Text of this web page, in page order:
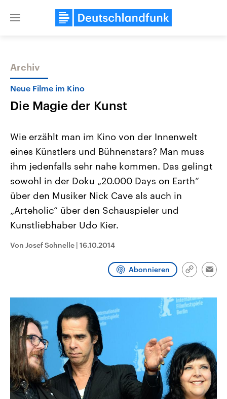
Close
Themen
Aktuelle Beiträge, Analysen und
Hintergründe
Wirtschaftlich und militärisch
gehören die Vereinigten Staaten zu
den mächtigsten Ländern der Erde,
mit großem Einfluss auf das
Nahostkonflikt
Aktuelle Lage und
Der Überfall der
Terrororganisation Hamas
Oktober 2023 auf Israel
Region wieder die Gewalt
Archiv
Neue Filme im Kino
Die Magie der Kunst
Wie erzählt man im Kino von der Innenwelt
eines Künstlers und Bühnenstars? Man muss
ihm jedenfalls sehr nahe kommen. Das gelingt
sowohl in der Doku „20.000 Days on Earth“
über den Musiker Nick Cave als auch in
„Arteholic“ über den Schauspieler und
Kunstliebhaber Udo Kier.
Von Josef Schnelle | 16.10.2014
Abonnieren
Link